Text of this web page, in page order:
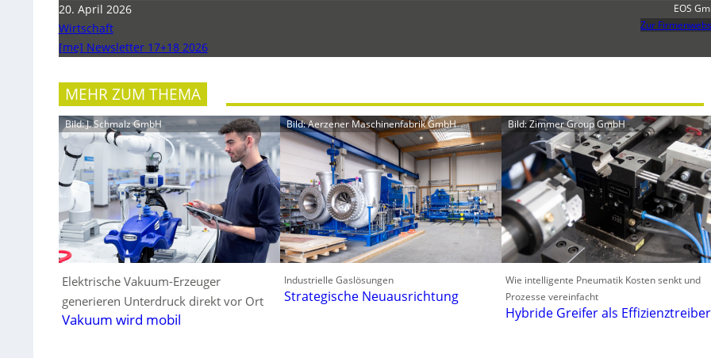
20. April 2026
Wirtschaft
[me] Newsletter 17+18 2026
EOS
Zur
MEHR ZUM THEMA
Bild: J. Schmalz GmbH
Elektrische Vakuum-Erzeuger
generieren Unterdruck direkt vor Ort
Vakuum wird mobil
Bild: Aerzener Maschinenfabrik GmbH
Industrielle Gaslösungen
Strategische Neuausrichtung
Bild: Zimmer Group GmbH
Wie intelligente Pneumatik Kosten senkt und
Prozesse vereinfacht
Hybride Greifer als Effizienztreiber